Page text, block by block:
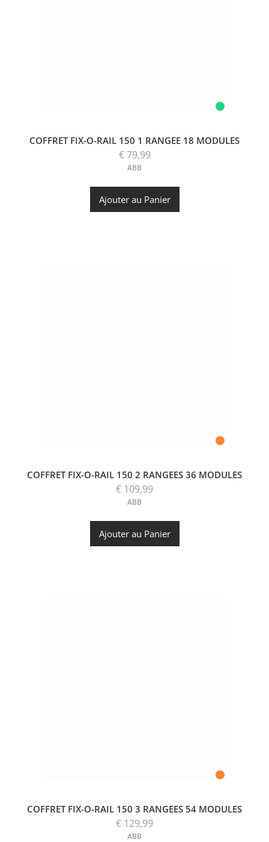
COFFRET FIX-O-RAIL 150 1 RANGEE 18 MODULES
€ 79,99
ABB
Ajouter au Panier
COFFRET FIX-O-RAIL 150 2 RANGEES 36 MODULES
€ 109,99
ABB
Ajouter au Panier
COFFRET FIX-O-RAIL 150 3 RANGEES 54 MODULES
€ 129,99
ABB